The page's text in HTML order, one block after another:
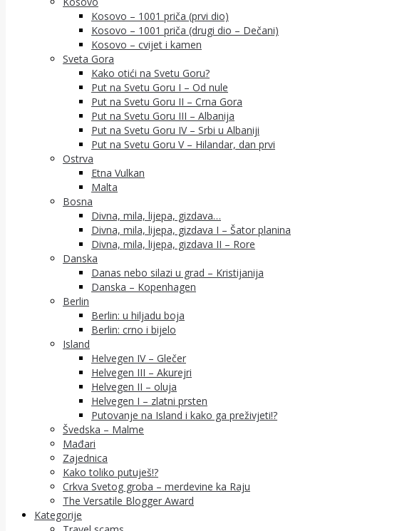
Kosovo – 1001 priča (prvi dio)
Kosovo – 1001 priča (drugi dio – Dečani)
Kosovo – cvijet i kamen
Sveta Gora
Kako otići na Svetu Goru?
Put na Svetu Goru I – Od nule
Put na Svetu Goru II – Crna Gora
Put na Svetu Goru III – Albanija
Put na Svetu Goru IV – Srbi u Albaniji
Put na Svetu Goru V – Hilandar, dan prvi
Ostrva
Etna Vulkan
Malta
Bosna
Divna, mila, lijepa, gizdava…
Divna, mila, lijepa, gizdava I – Šator planina
Divna, mila, lijepa, gizdava II – Rore
Danska
Danas nebo silazi u grad – Kristijanija
Danska – Kopenhagen
Berlin
Berlin: u hiljadu boja
Berlin: crno i bijelo
Island
Helvegen IV – Glečer
Helvegen III – Akurejri
Helvegen II – oluja
Helvegen I – zlatni prsten
Putovanje na Island i kako ga preživjeti!?
Švedska – Malme
Mađari
Zajednica
Kako toliko putuješ!?
Crkva Svetog groba – merdevine ka Raju
The Versatile Blogger Award
Kategorije